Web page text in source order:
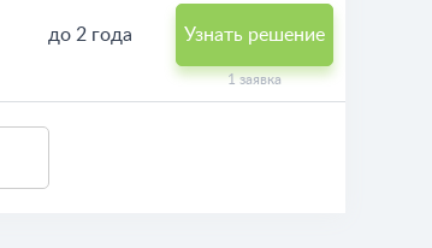
до 2 года Узнать решение
1 заявка